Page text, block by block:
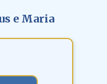
e Maria